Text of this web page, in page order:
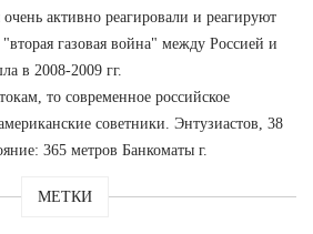
активно реагировали и реагируют
газовая война" между Россией и
в 2008-2009 гг.
то современное российское
советники. Энтузиастов, 38
365 метров Банкоматы г.
МЕТКИ